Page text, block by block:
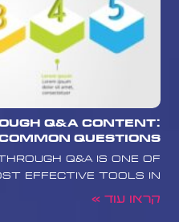
Q&A Content:
Questions
Q&A is one of
effective tools in
קראו עוד »